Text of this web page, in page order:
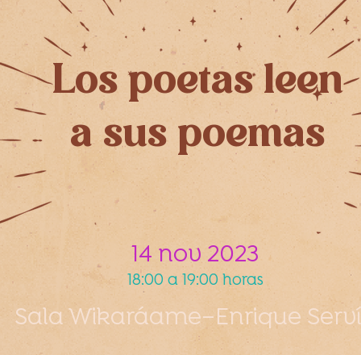
Los poetas leen
a sus poemas
14 nov 2023
18:00 a 19:00 horas
Sala Wikaráame–Enrique